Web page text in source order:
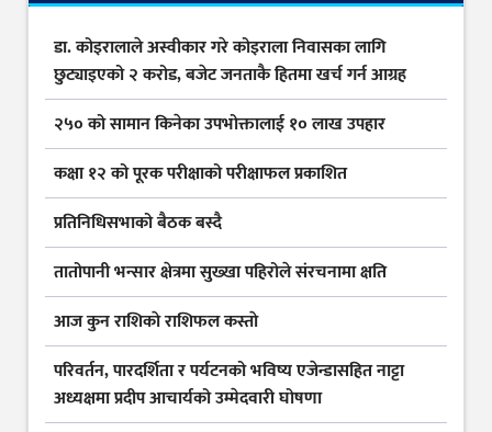
डा. कोइरालाले अस्वीकार गरे कोइराला निवासका लागि
छुट्याइएको २ करोड, बजेट जनताकै हितमा खर्च गर्न आग्रह
२५० को सामान किनेका उपभोक्तालाई १० लाख उपहार
कक्षा १२ को पूरक परीक्षाको परीक्षाफल प्रकाशित
प्रतिनिधिसभाको बैठक बस्दै
तातोपानी भन्सार क्षेत्रमा सुख्खा पहिरोले संरचनामा क्षति
आज कुन राशिकाे राशिफल कस्ताे
परिवर्तन, पारदर्शिता र पर्यटनको भविष्य एजेन्डासहित नाट्टा
अध्यक्षमा प्रदीप आचार्यको उम्मेदवारी घोषणा